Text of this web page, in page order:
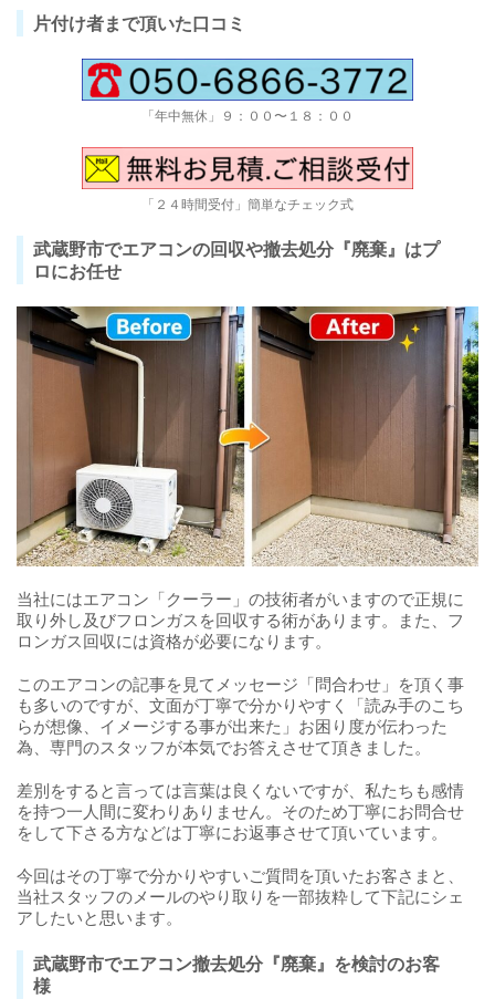
片付け者まで頂いた口コミ
「年中無休」９：００〜１８：００
「２４時間受付」簡単なチェック式
武蔵野市でエアコンの回収や撤去処分『廃棄』はプ
ロにお任せ
当社にはエアコン「クーラー」の技術者がいますので正規に
取り外し及びフロンガスを回収する術があります。また、フ
ロンガス回収には資格が必要になります。
このエアコンの記事を見てメッセージ「問合わせ」を頂く事
も多いのですが、文面が丁寧で分かりやすく「読み手のこち
らが想像、イメージする事が出来た」お困り度が伝わった
為、専門のスタッフが本気でお答えさせて頂きました。
差別をすると言っては言葉は良くないですが、私たちも感情
を持つ一人間に変わりありません。そのため丁寧にお問合せ
をして下さる方などは丁寧にお返事させて頂いています。
今回はその丁寧で分かりやすいご質問を頂いたお客さまと、
当社スタッフのメールのやり取りを一部抜粋して下記にシェ
アしたいと思います。
武蔵野市でエアコン撤去処分『廃棄』を検討のお客
様